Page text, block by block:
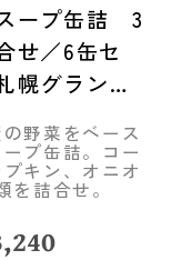
ープ缶詰 3
せ／6缶セ
幌グランド
野菜をベース
プ缶詰。コー
キン、オニオ
を詰合せ。